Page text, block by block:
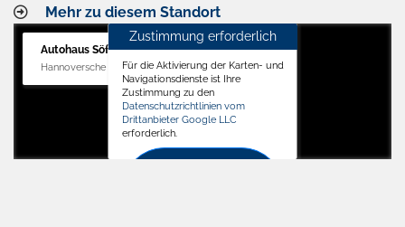
Mehr zu diesem Standort
Autohaus Söffker GmbH
Hannoversche Str. 34, 31688 Nienstädt
Zustimmung erforderlich
Für die Aktivierung der Karten- und
Navigationsdienste ist Ihre
Zustimmung zu den
Datenschutzrichtlinien vom
Drittanbieter Google LLC
erforderlich.